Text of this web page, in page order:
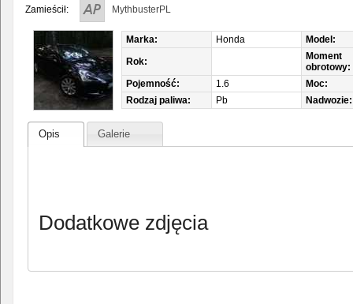
Zamieścił: MythbusterPL
Marka: Honda
Model:
Rok:
Moment
obrotowy:
Pojemność:
1.6
Moc:
Rodzaj paliwa:
Pb Nadwozie:
Opis Galerie
Dodatkowe zdjęcia